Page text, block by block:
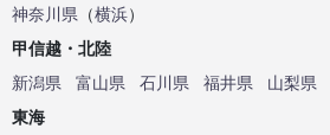
神奈川県 （横浜）
甲信越・北陸
新潟県
富山県 石川県 福井県 山梨県
東海